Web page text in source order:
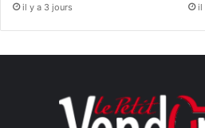
il y a 3 jours il